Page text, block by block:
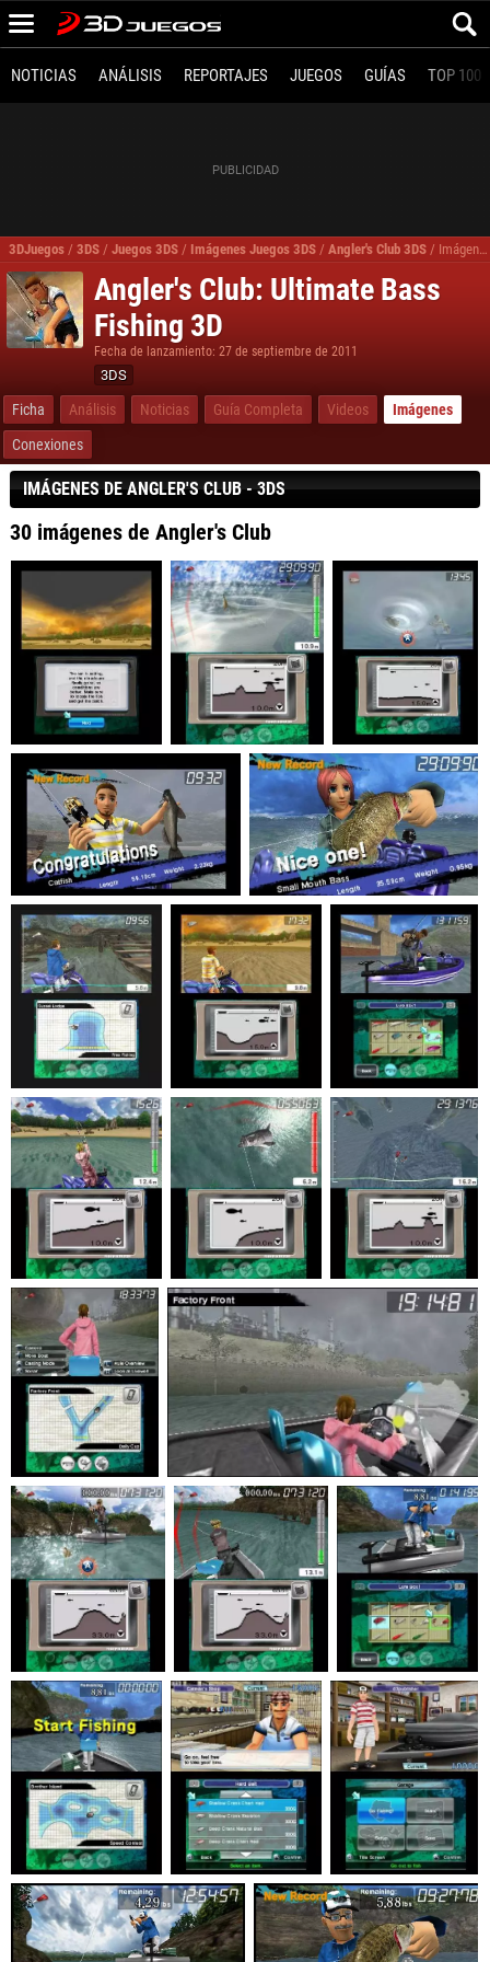
NOTICIAS ANÁLISIS REPORTAJES JUEGOS GUÍAS TOP 100
3DJuegos / 3DS / Juegos 3DS / Imágenes Juegos 3DS / Angler's Club 3DS / Imágenes, fotos Angler's Club Ultimate Bass Fishing 3D para 3DS
Angler's Club: Ultimate Bass
Fishing 3D
Fecha de lanzamiento: 27 de septiembre de 2011
3DS
Ficha Análisis Noticias Guía Completa Videos
Imágenes
Conexiones
IMÁGENES DE ANGLER'S CLUB - 3DS
30 imágenes de Angler's Club